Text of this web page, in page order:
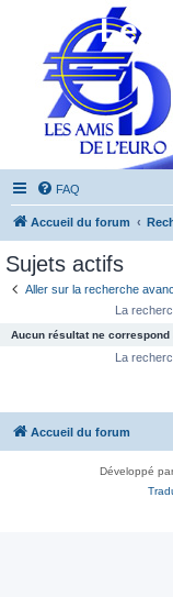
Les
FAQ
Accueil du forum
Sujets actifs
Aller sur la recherche
La
Aucun résultat ne
La
Accueil du forum
Développé